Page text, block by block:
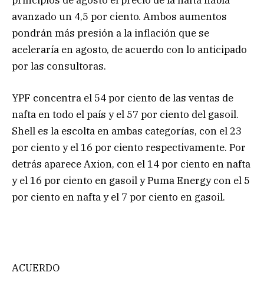
avanzado un 4,5 por ciento. Ambos aumentos
pondrán más presión a la inflación que se
aceleraría en agosto, de acuerdo con lo anticipado
por las consultoras.
YPF concentra el 54 por ciento de las ventas de
nafta en todo el país y el 57 por ciento del gasoil.
Shell es la escolta en ambas categorías, con el 23
por ciento y el 16 por ciento respectivamente. Por
detrás aparece Axion, con el 14 por ciento en nafta
y el 16 por ciento en gasoil y Puma Energy con el 5
por ciento en nafta y el 7 por ciento en gasoil.
ACUERDO